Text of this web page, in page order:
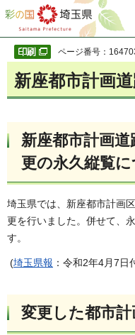
彩の国 埼玉県
ページ番号：
新座都市計画
新座都市計画
更の永久縦覧
埼玉県では、新座都市計画
更を行いました。併せて、
す。
(埼玉県報 ：令和2年4月7日
変更した都市計